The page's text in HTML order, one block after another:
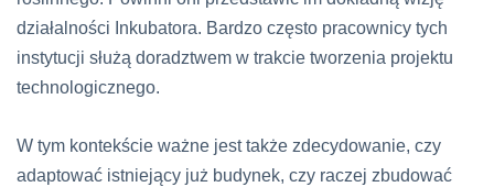
działalności Inkubatora. Bardzo często pracownicy tych
instytucji służą doradztwem w trakcie tworzenia projektu
technologicznego.
W tym kontekście ważne jest także zdecydowanie, czy
adaptować istniejący już budynek, czy raczej zbudować